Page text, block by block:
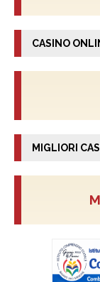
CASINO
MIGLIORI